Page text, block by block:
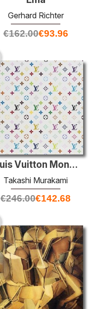
Gerhard Richter
€162.00€93.96
Louis Vuitton Monogram Multi (weiß)
Takashi Murakami
€246.00€142.68